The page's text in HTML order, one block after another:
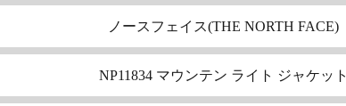
ノースフェイス(THE NORTH FACE)
NP11834 マウンテン ライト ジャケット